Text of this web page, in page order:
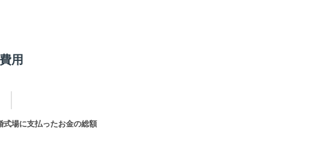
費用
場に支払ったお金の総額